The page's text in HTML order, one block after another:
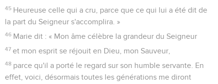
45 Heureuse celle qui a cru, parce que ce qui lui a été dit de
la part du Seigneur s'accomplira. »
46 Marie dit : « Mon âme célèbre la grandeur du Seigneur
47 et mon esprit se réjouit en Dieu, mon Sauveur,
48 parce qu'il a porté le regard sur son humble servante. En
effet, voici, désormais toutes les générations me diront